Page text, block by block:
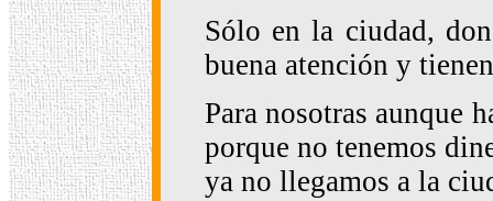
Sólo en la ciudad,
buena atención y
Para nosotras aunque
porque no tenemos
ya no llegamos a la